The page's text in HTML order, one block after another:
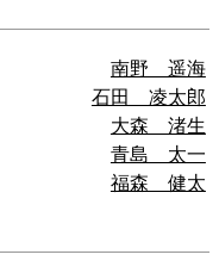
南野 遥海
石田 凌太郎
大森 渚生
青島 太一
福森 健太